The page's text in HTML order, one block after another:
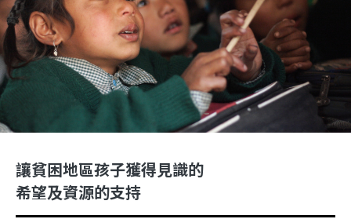
讓貧困地區孩子獲得見識的
希望及資源的支持